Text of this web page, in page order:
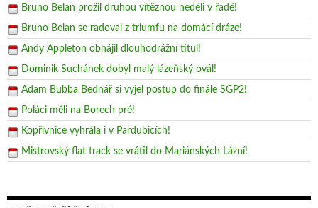
Bruno Belan prožil druhou vítěznou neděli v řadě!
Bruno Belan se radoval z triumfu na domácí dráze!
Andy Appleton obhájil dlouhodrážní titul!
Dominik Suchánek dobyl malý lázeňský ovál!
Adam Bubba Bednář si vyjel postup do finále SGP2!
Poláci měli na Borech pré!
Kopřivnice vyhrála i v Pardubicích!
Mistrovský flat track se vrátil do Mariánských Lázní!